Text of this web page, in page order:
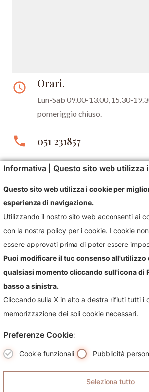
access_time Orari.
Lun-Sab 09.00-13.00, 15.30-
pomeriggio chiuso.
phone 051 231857
email
Contattaci!
Contattaci per qualsiasi informazioni sul
suoi prodotti, sarà nostra premura
celermente possibile.
Informativa | Questo sito web utilizza
Questo sito web utilizza i cookie per
esperienza di navigazione.
Utilizzando il nostro sito web acconsenti ai
con la nostra policy per i cookie. I cookie
essere approvati prima di poter essere
Puoi modificare il tuo consenso all'utilizzo
qualsiasi momento cliccando sull'icona di
basso a sinistra.
Cliccando sulla X in alto a destra rifiuti tutti i
memorizzazione dei soli cookie necessari.
Preferenze Cookie:
Cookie funzionali Pubblicità
Seleziona tutto